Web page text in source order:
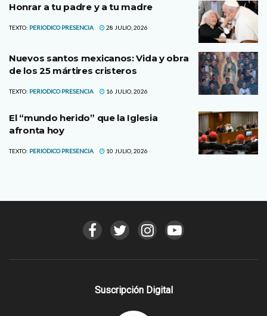
Honrar a tu padre y a tu madre
TEXTO: PERIODICO PRESENCIA 28 JULIO, 2026
Nuevos santos mexicanos: Vida y obra
de los 25 mártires cristeros
TEXTO: PERIODICO PRESENCIA 16 JULIO, 2026
El “mundo herido” que la Iglesia
afronta hoy
TEXTO: PERIODICO PRESENCIA 10 JULIO, 2026
Suscripción Digital